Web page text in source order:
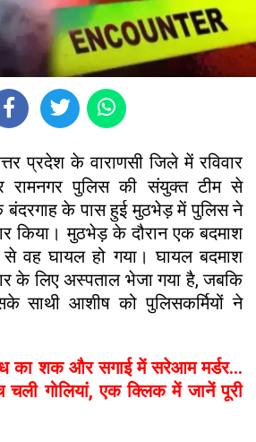
प्रदेश के वाराणसी जिले में रविवार
पुलिस की संयुक्त टीम से
बंदरगाह के पास हुई मुठभेड़ में पुलिस ने
किया। मुठभेड़ के दौरान एक बदमाश
वह घायल हो गया। घायल बदमाश
के लिए अस्पताल भेजा गया है, जबकि
साथी आशीष को पुलिसकर्मियों ने
का शक और सगाई में सरेआम मर्डर...
गोलियां, एक क्लिक में जानें पूरी